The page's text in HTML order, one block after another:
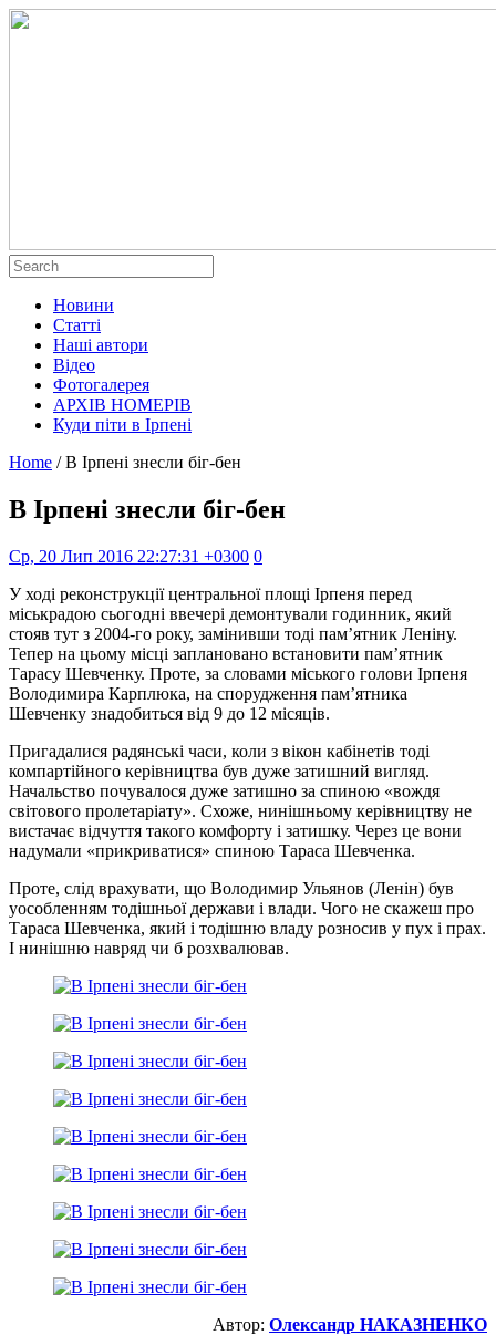
Новини
Статті
Наші автори
Відео
Фотогалерея
АРХІВ НОМЕРІВ
Куди піти в Ірпені
Home / В Ірпені знесли біг-бен
В Ірпені знесли біг-бен
Ср, 20 Лип 2016 22:27:31 +0300 0
У ході реконструкції центральної площі Ірпеня перед
міськрадою сьогодні ввечері демонтували годинник, який
стояв тут з 2004-го року, замінивши тоді пам’ятник Леніну.
Тепер на цьому місці заплановано встановити пам’ятник
Тарасу Шевченку. Проте, за словами міського голови Ірпеня
Володимира Карплюка, на спорудження пам’ятника
Шевченку знадобиться від 9 до 12 місяців.
Пригадалися радянські часи, коли з вікон кабінетів тоді
компартійного керівництва був дуже затишний вигляд.
Начальство почувалося дуже затишно за спиною «вождя
світового пролетаріату». Схоже, нинішньому керівництву не
вистачає відчуття такого комфорту і затишку. Через це вони
надумали «прикриватися» спиною Тараса Шевченка.
Проте, слід врахувати, що Володимир Ульянов (Ленін) був
уособленням тодішньої держави і влади. Чого не скажеш про
Тараса Шевченка, який і тодішню владу розносив у пух і прах.
І нинішню навряд чи б розхвалював.
Автор: Олександр НАКАЗНЕНКО